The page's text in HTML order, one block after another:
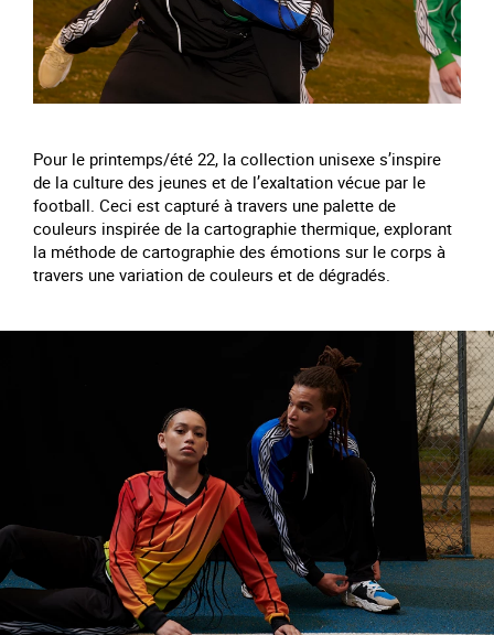
Pour le printemps/été 22, la collection unisexe s’inspire
de la culture des jeunes et de l’exaltation vécue par le
football. Ceci est capturé à travers une palette de
couleurs inspirée de la cartographie thermique, explorant
la méthode de cartographie des émotions sur le corps à
travers une variation de couleurs et de dégradés.